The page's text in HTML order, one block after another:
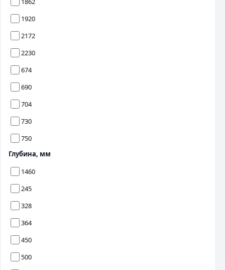
1920
2172
2230
674
690
704
730
750
Глубина, мм
1460
245
328
364
450
500